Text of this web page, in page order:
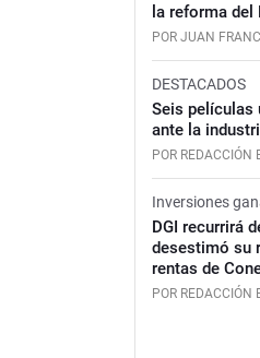
la reforma del
POR JUAN
DESTACADOS
Seis películas
ante la
POR REDACCIÓN
Inversiones
DGI recurrirá
desestimó su
rentas de
POR REDACCIÓN